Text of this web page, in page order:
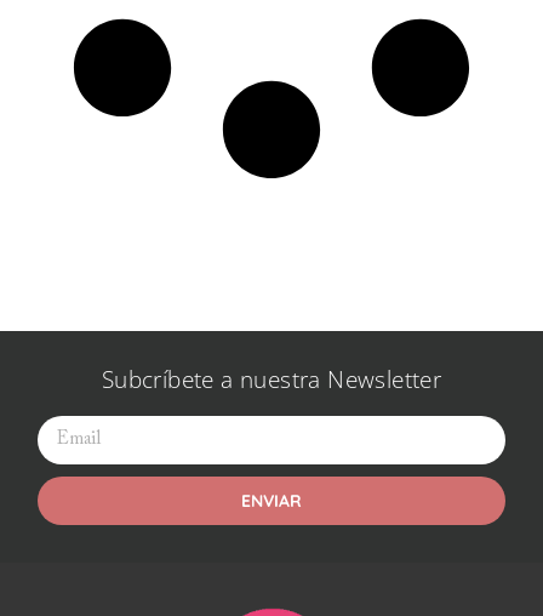
Subcríbete a nuestra Newsletter
ENVIAR